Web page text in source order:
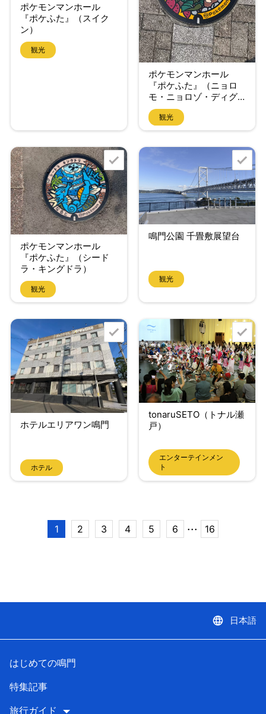
ポケモンマンホール
『ポケふた』（スイク
ン）
観光
ポケモンマンホール
『ポケふた』（ニョロ
モ・ニョロゾ・ディグ
ダ）
観光
ポケモンマンホール
『ポケふた』（シード
ラ・キングドラ）
観光
鳴門公園 千畳敷展望台
観光
ホテルエリアワン鳴門
ホテル
tonaruSETO（トナル瀬
戸）
エンターテインメン
ト
1 2 3 4 5 6 ... 16
language 日本語
はじめての鳴門
特集記事
旅行ガイド